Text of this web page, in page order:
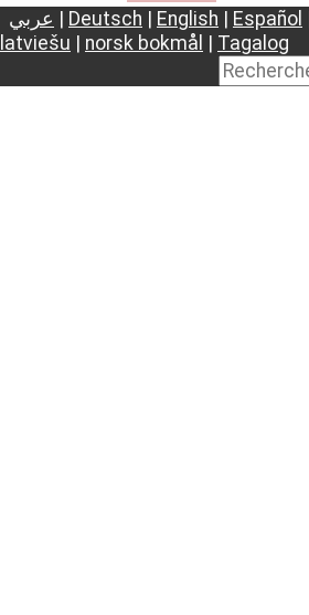
عربي Deutsch English Español
latviešu
norsk bokmål Tagalog